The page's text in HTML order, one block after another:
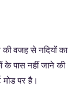
की वजह से नदियों का
के पास नहीं जाने की
पर है।